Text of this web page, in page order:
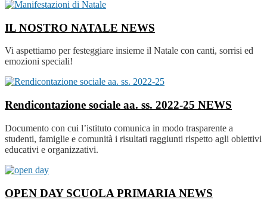
IL NOSTRO NATALE NEWS
Vi aspettiamo per festeggiare insieme il Natale con canti, sorrisi ed
emozioni speciali!
Rendicontazione sociale aa. ss. 2022-25 NEWS
Documento con cui l’istituto comunica in modo trasparente a
studenti, famiglie e comunità i risultati raggiunti rispetto agli obiettivi
educativi e organizzativi.
OPEN DAY SCUOLA PRIMARIA NEWS